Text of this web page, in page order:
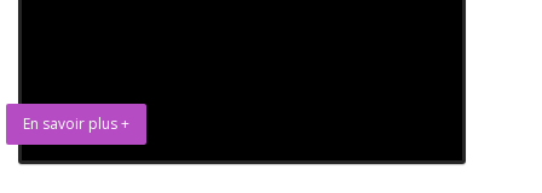
En savoir plus +